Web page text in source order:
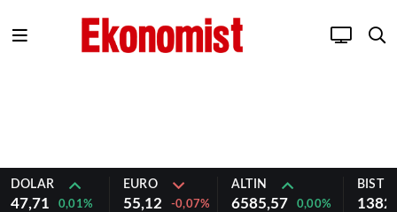
DOLAR
47,71 0,01%
EURO
55,12 -0,07%
ALTIN
6585,57 0,00%
BIST